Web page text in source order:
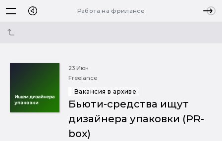
Работа на фрилансе
23 Июн
Freelance
Вакансия в архиве
Бьюти-средства ищут
дизайнера упаковки (PR-
box)